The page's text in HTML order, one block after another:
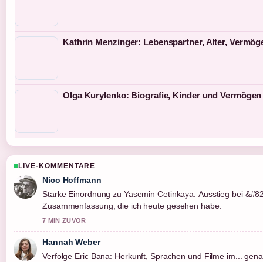
Kathrin Menzinger: Lebenspartner, Alter,
Olga Kurylenko: Biografie, Kinder und Vermögen
LIVE-KOMMENTARE
Nico Hoffmann
Starke Einordnung zu Yasemin Cetinkaya: Ausstieg bei
Zusammenfassung, die ich heute gesehen habe.
7 MIN ZUVOR
Hannah Weber
Verfolge Eric Bana: Herkunft, Sprachen und Filme im...